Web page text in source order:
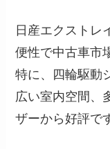
日産エクストレ
便性で中古車市
特に、四輪駆動
広い室内空間、
ザーから好評で